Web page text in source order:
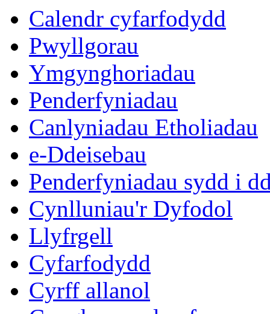
Calendr cyfarfodydd
Pwyllgorau
Ymgynghoriadau
Penderfyniadau
Canlyniadau Etholiadau
e-Ddeisebau
Penderfyniadau sydd i
Cynlluniau'r Dyfodol
Llyfrgell
Cyfarfodydd
Cyrff allanol